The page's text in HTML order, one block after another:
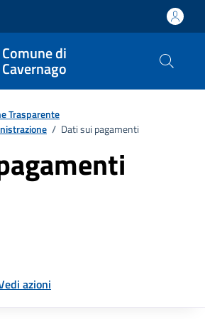
Comune di
Cavernago
Trasparente
/ Dati sui pagamenti
azioni